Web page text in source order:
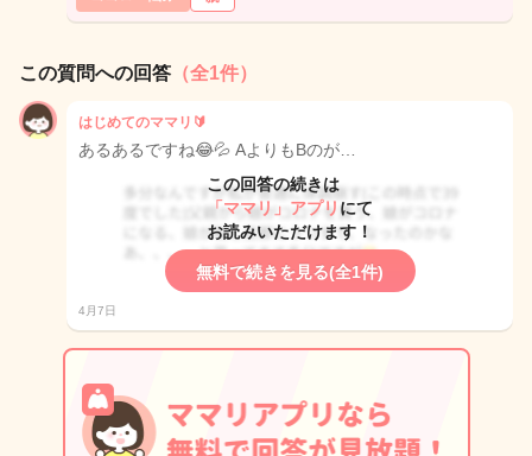
この質問への回答 （全1件）
はじめてのママリ🔰
あるあるですね😂💦 AよりもBのが…
この回答の続きは
「ママリ」アプリ にて
お読みいただけます！
無料で続きを見る(全1件)
4月7日